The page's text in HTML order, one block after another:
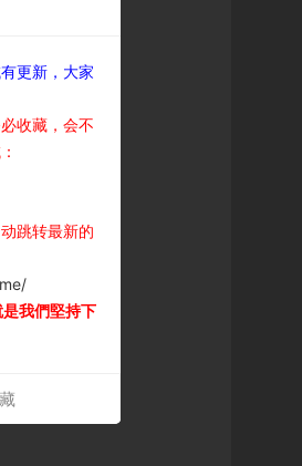
更新，大家
收藏，会不
跳转最新的
我們堅持下